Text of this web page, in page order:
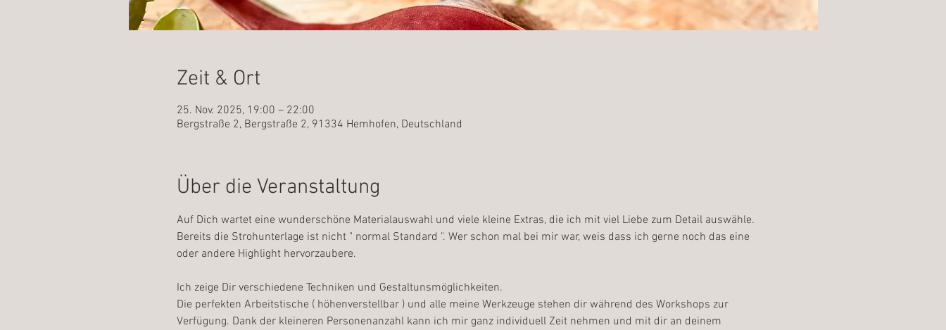
Zeit & Ort
25. Nov. 2025, 19:00 – 22:00
Bergstraße 2, Bergstraße 2, 91334 Hemhofen, Deutschland
Über die Veranstaltung
Auf Dich wartet eine wunderschöne Materialauswahl und viele kleine Extras, die ich mit viel Liebe zum Detail auswähle.
Bereits die Strohunterlage ist nicht " normal Standard ". Wer schon mal bei mir war, weis dass ich gerne noch das eine
oder andere Highlight hervorzaubere.
Ich zeige Dir verschiedene Techniken und Gestaltunsmöglichkeiten.
Die perfekten Arbeitstische ( höhenverstellbar ) und alle meine Werkzeuge stehen dir während des Workshops zur
Verfügung. Dank der kleineren Personenanzahl kann ich mir ganz individuell Zeit nehmen und mit dir an deinem